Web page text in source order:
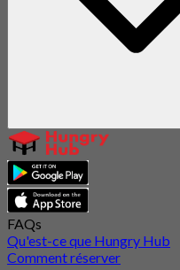
FAQs
Qu'est-ce que Hungry Hub
Comment réserver